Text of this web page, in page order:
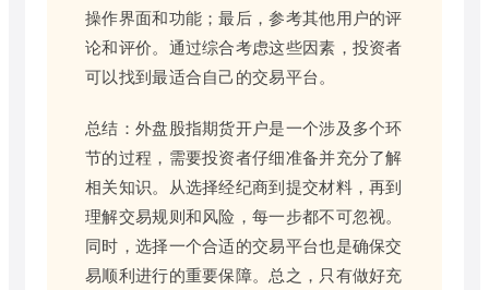
操作界面和功能；最后，参考其他用户的评
论和评价。通过综合考虑这些因素，投资者
可以找到最适合自己的交易平台。
总结：外盘股指期货开户是一个涉及多个环
节的过程，需要投资者仔细准备并充分了解
相关知识。从选择经纪商到提交材料，再到
理解交易规则和风险，每一步都不可忽视。
同时，选择一个合适的交易平台也是确保交
易顺利进行的重要保障。总之，只有做好充